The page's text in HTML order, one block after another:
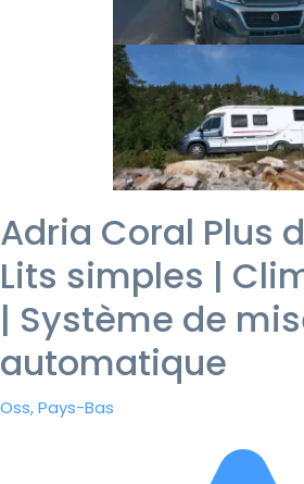
Adria Coral Plus
Lits simples |
| Système de
automatique
Oss, Pays-Bas